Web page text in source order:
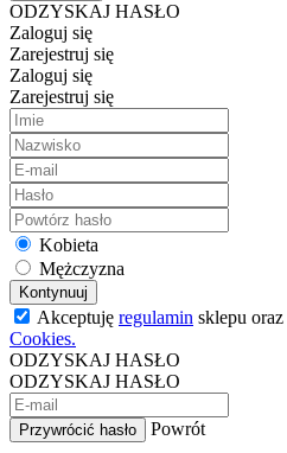
ODZYSKAJ HASŁO
Zaloguj się
Zarejestruj się
Zaloguj się
Zarejestruj się
Kobieta
Mężczyzna
Kontynuuj
Akceptuję regulamin sklepu oraz
Cookies.
ODZYSKAJ HASŁO
ODZYSKAJ HASŁO
Przywrócić hasło
Powrót